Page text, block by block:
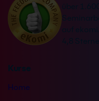
t
ä
n
i
*
i
e
über 1.600
auf
4,8 Sterne
Kurse
Home